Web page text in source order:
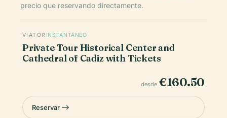
precio que reservando directamente.
VIATOR INSTANTÁNEO
Private Tour Historical Center and
Cathedral of Cadiz with Tickets
desde €160.50
Reservar